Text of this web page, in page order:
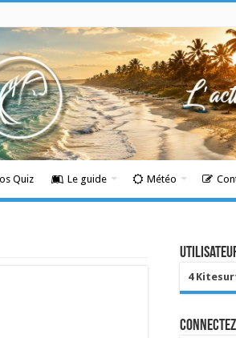
Quiz Le guide Météo
4